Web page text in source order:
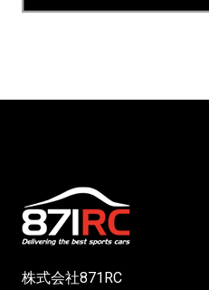
株式会社871RC